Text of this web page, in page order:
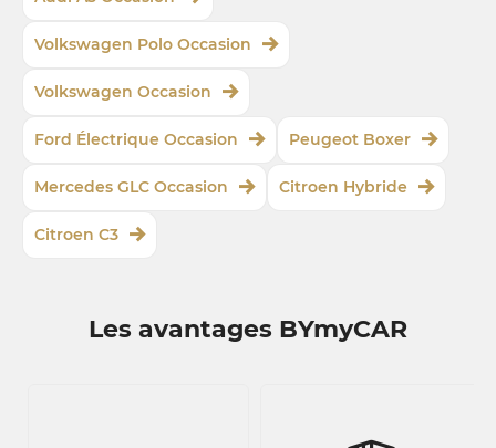
Volkswagen Polo Occasion
Volkswagen Occasion
Ford Électrique Occasion Peugeot Boxer
Mercedes GLC Occasion Citroen Hybride
Citroen C3
Les avantages BYmyCAR